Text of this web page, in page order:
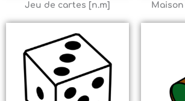
Jeu de cartes [n.m]